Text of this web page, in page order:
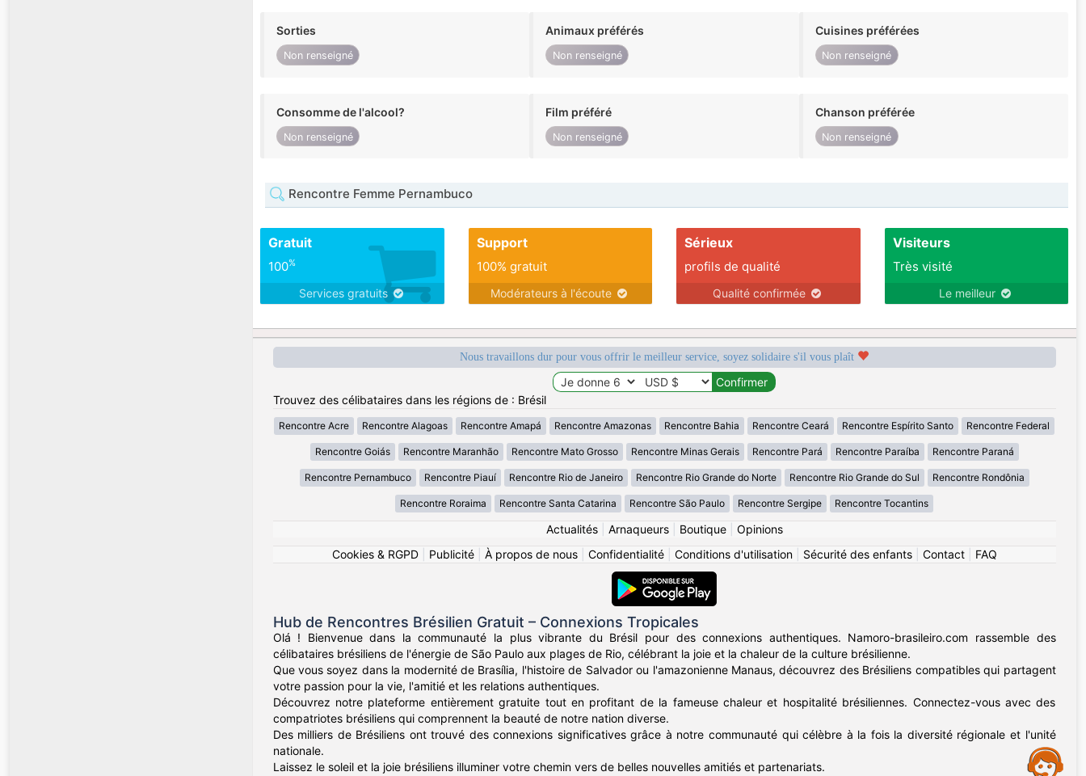
Sorties
Non renseigné
Animaux préférés
Non renseigné
Cuisines préférées
Non renseigné
Consomme de l'alcool?
Non renseigné
Film préféré
Non renseigné
Chanson préférée
Non renseigné
Rencontre Femme Pernambuco
Gratuit
100%
Services gratuits
Support
100% gratuit
Modérateurs à l'écoute
Sérieux
profils de qualité
Qualité confirmée
Visiteurs
Très visité
Le meilleur
Nous travaillons dur pour vous offrir le meilleur service, soyez solidaire s'il vous plaît
Trouvez des célibataires dans les régions de : Brésil
Rencontre Acre Rencontre Alagoas Rencontre Amapá Rencontre Amazonas Rencontre Bahia Rencontre Ceará Rencontre Espírito Santo Rencontre Federal
Rencontre Goiás Rencontre Maranhão Rencontre Mato Grosso Rencontre Minas Gerais Rencontre Pará Rencontre Paraíba Rencontre Paraná
Rencontre Pernambuco Rencontre Piauí Rencontre Rio de Janeiro Rencontre Rio Grande do Norte Rencontre Rio Grande do Sul Rencontre Rondônia
Rencontre Roraima Rencontre Santa Catarina Rencontre São Paulo Rencontre Sergipe Rencontre Tocantins
Actualités| Arnaqueurs| Boutique| Opinions
Cookies & RGPD| Publicité| À propos de nous| Confidentialité| Conditions d'utilisation| Sécurité des enfants| Contact| FAQ
Hub de Rencontres Brésilien Gratuit – Connexions Tropicales
Olá ! Bienvenue dans la communauté la plus vibrante du Brésil pour des connexions authentiques. Namoro-brasileiro.com rassemble des
célibataires brésiliens de l'énergie de São Paulo aux plages de Rio, célébrant la joie et la chaleur de la culture brésilienne.
Que vous soyez dans la modernité de Brasília, l'histoire de Salvador ou l'amazonienne Manaus, découvrez des Brésiliens compatibles qui partagent
votre passion pour la vie, l'amitié et les relations authentiques.
Découvrez notre plateforme entièrement gratuite tout en profitant de la fameuse chaleur et hospitalité brésiliennes. Connectez-vous avec des
compatriotes brésiliens qui comprennent la beauté de notre nation diverse.
Des milliers de Brésiliens ont trouvé des connexions significatives grâce à notre communauté qui célèbre à la fois la diversité régionale et l'unité
nationale.
Laissez le soleil et la joie brésiliens illuminer votre chemin vers de belles nouvelles amitiés et partenariats.